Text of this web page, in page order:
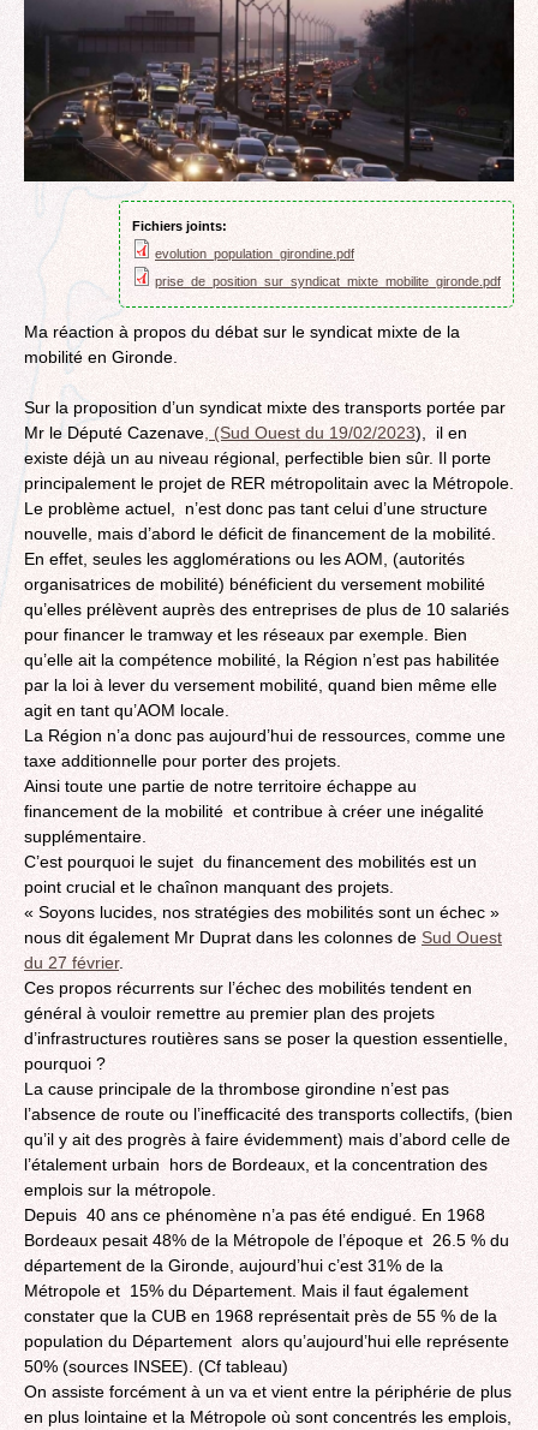
Fichiers joints:
evolution_population_girondine.pdf
prise_de_position_sur_syndicat_mixte_mobilite_gironde.pdf
Ma réaction à propos du débat sur le syndicat mixte de la
mobilité en Gironde.
Sur la proposition d’un syndicat mixte des transports portée par
Mr le Député Cazenave, (Sud Ouest du 19/02/2023), il en
existe déjà un au niveau régional, perfectible bien sûr. Il porte
principalement le projet de RER métropolitain avec la Métropole.
Le problème actuel,​ ​ n’est donc pas tant celui d’une structure
nouvelle, mais d’abord le déficit de financement de la mobilité.
En effet, seules les agglomérations ou les AOM, (autorités
organisatrices de mobilité) bénéficient du versement mobilité
qu’elles prélèvent auprès des entreprises de plus de 10 salariés
pour financer le tramway et les réseaux par exemple. Bien
qu’elle ait la compétence mobilité, la Région n’est pas habilitée
par la loi à lever du versement mobilité, quand bien même elle
agit en tant qu’AOM locale.
La Région n’a donc pas aujourd’hui de ressources, comme une
taxe additionnelle pour porter des projets.
Ainsi toute une partie de notre territoire échappe au
financement de la mobilité et contribue à créer une inégalité
supplémentaire.
C’est pourquoi le sujet du financement des mobilités est un
point crucial et le chaînon manquant des projets.
« Soyons lucides, nos stratégies des mobilités sont un échec »
nous dit également Mr Duprat dans les colonnes de Sud Ouest
du 27 février.
Ces propos récurrents sur l’échec des mobilités tendent en
général à vouloir remettre au premier plan des projets
d’infrastructures routières sans se poser la question essentielle,
pourquoi ?
La cause principale de la thrombose girondine n’est pas
l’absence de route ou l’inefficacité des transports collectifs, (bien
qu’il y ait des progrès à faire évidemment) mais d’abord celle de
l’étalement urbain hors de Bordeaux, et la concentration des
emplois sur la métropole.
Depuis 40 ans ce phénomène n’a pas été endigué. En 1968
Bordeaux pesait 48% de la Métropole de l’époque et 26.5 % du
département de la Gironde, aujourd’hui c’est 31% de la
Métropole et 15% du Département. Mais il faut également
constater que la CUB en 1968 représentait près de 55 % de la
population du Département alors qu’aujourd’hui elle représente
50% (sources INSEE). (Cf tableau)
On assiste forcément à un va et vient entre la périphérie de plus
en plus lointaine et la Métropole où sont concentrés les emplois,